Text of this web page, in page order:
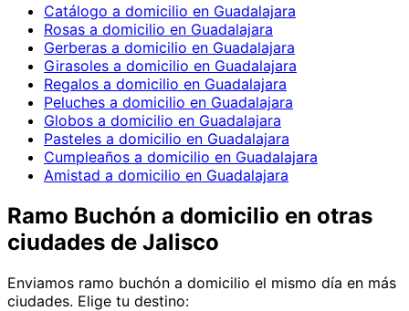
Catálogo a domicilio en Guadalajara
Rosas a domicilio en Guadalajara
Gerberas a domicilio en Guadalajara
Girasoles a domicilio en Guadalajara
Regalos a domicilio en Guadalajara
Peluches a domicilio en Guadalajara
Globos a domicilio en Guadalajara
Pasteles a domicilio en Guadalajara
Cumpleaños a domicilio en Guadalajara
Amistad a domicilio en Guadalajara
Ramo Buchón a domicilio en otras
ciudades de Jalisco
Enviamos ramo buchón a domicilio el mismo día en más
ciudades. Elige tu destino: